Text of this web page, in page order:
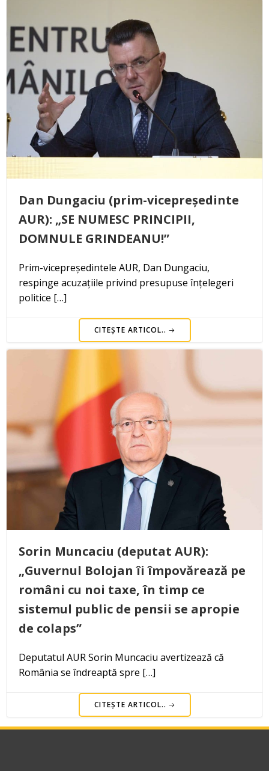
Dan Dungaciu (prim-vicepreședinte
AUR): „SE NUMESC PRINCIPII,
DOMNULE GRINDEANU!”
Prim-vicepreședintele AUR, Dan Dungaciu,
respinge acuzațiile privind presupuse înțelegeri
politice […]
CITEȘTE ARTICOL..
Sorin Muncaciu (deputat AUR):
„Guvernul Bolojan îi împovărează pe
români cu noi taxe, în timp ce
sistemul public de pensii se apropie
de colaps”
Deputatul AUR Sorin Muncaciu avertizează că
România se îndreaptă spre […]
CITEȘTE ARTICOL..